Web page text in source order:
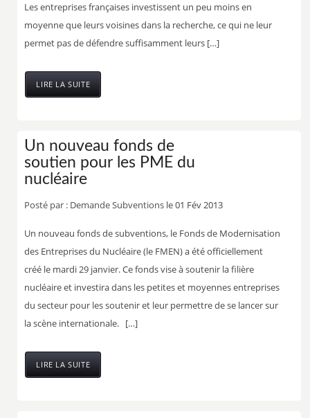
Les entreprises françaises investissent un peu moins en
moyenne que leurs voisines dans la recherche, ce qui ne leur
permet pas de défendre suffisamment leurs […]
LIRE LA SUITE
Un nouveau fonds de
soutien pour les PME du
nucléaire
Posté par : Demande Subventions le 01 Fév 2013
Un nouveau fonds de subventions, le Fonds de Modernisation
des Entreprises du Nucléaire (le FMEN) a été officiellement
créé le mardi 29 janvier. Ce fonds vise à soutenir la filière
nucléaire et investira dans les petites et moyennes entreprises
du secteur pour les soutenir et leur permettre de se lancer sur
la scène internationale. […]
LIRE LA SUITE